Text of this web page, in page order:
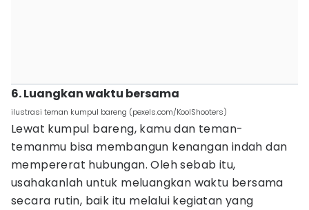
6. Luangkan waktu bersama
ilustrasi teman kumpul bareng (pexels.com/KoolShooters)
Lewat kumpul bareng, kamu dan teman-
temanmu bisa membangun kenangan indah dan
mempererat hubungan. Oleh sebab itu,
usahakanlah untuk meluangkan waktu bersama
secara rutin, baik itu melalui kegiatan yang